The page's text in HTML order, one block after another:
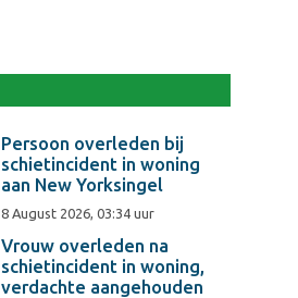
Persoon overleden bij
schietincident in woning
aan New Yorksingel
8 August 2026, 03:34 uur
Vrouw overleden na
schietincident in woning,
verdachte aangehouden